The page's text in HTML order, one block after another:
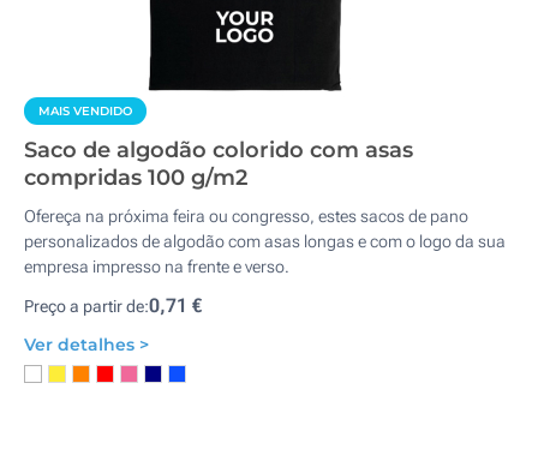
MAIS VENDIDO
Saco de algodão colorido com asas
compridas 100 g/m2
Ofereça na próxima feira ou congresso, estes sacos de pano
personalizados de algodão com asas longas e com o logo da sua
empresa impresso na frente e verso.
Preço a partir de:0,71 €
Ver detalhes >